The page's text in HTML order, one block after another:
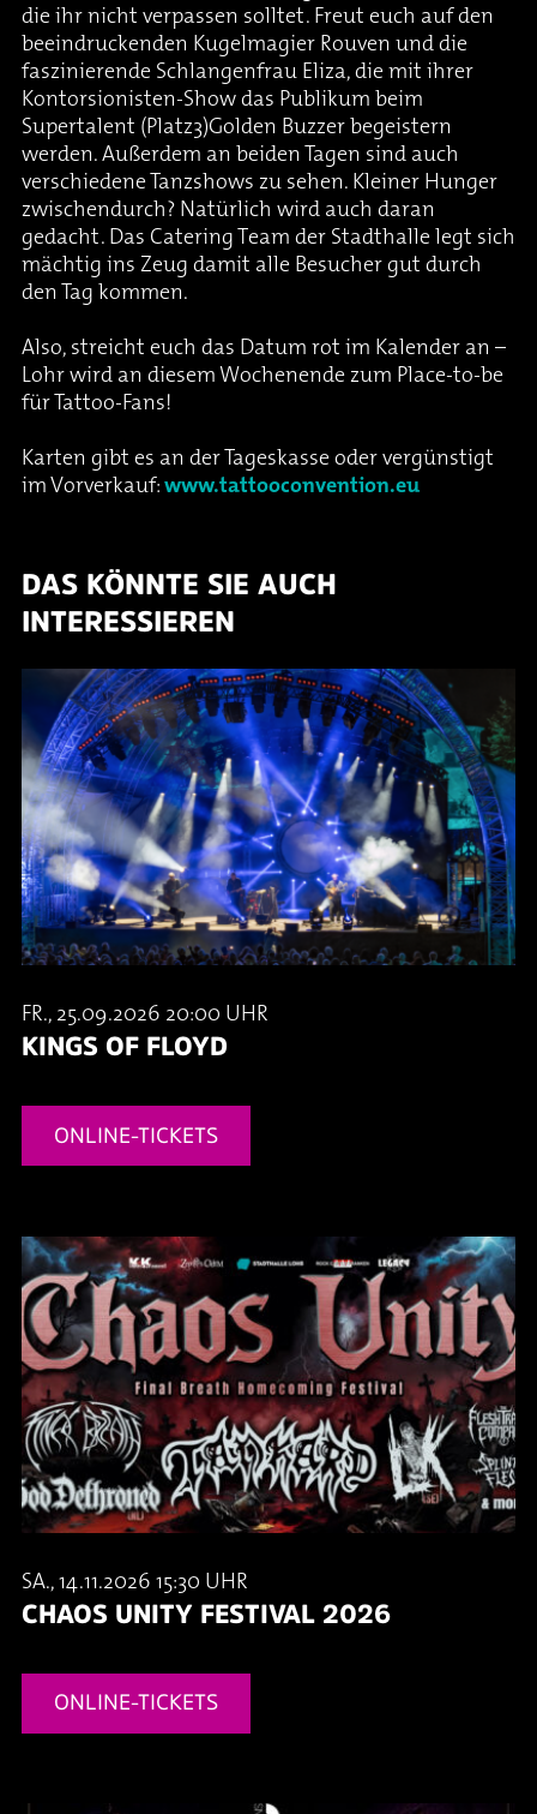
die ihr nicht verpassen solltet. Freut euch auf den
beeindruckenden Kugelmagier Rouven und die
faszinierende Schlangenfrau Eliza, die mit ihrer
Kontorsionisten-Show das Publikum beim
Supertalent (Platz3)Golden Buzzer begeistern
werden. Außerdem an beiden Tagen sind auch
verschiedene Tanzshows zu sehen. Kleiner Hunger
zwischendurch? Natürlich wird auch daran
gedacht. Das Catering Team der Stadthalle legt sich
mächtig ins Zeug damit alle Besucher gut durch
den Tag kommen.
Also, streicht euch das Datum rot im Kalender an –
Lohr wird an diesem Wochenende zum Place-to-be
für Tattoo-Fans!
Karten gibt es an der Tageskasse oder vergünstigt
im Vorverkauf: www.tattooconvention.eu
DAS KÖNNTE SIE AUCH
INTERESSIEREN
FR., 25.09.2026 20:00 UHR
KINGS OF FLOYD
ONLINE-TICKETS
SA., 14.11.2026 15:30 UHR
CHAOS UNITY FESTIVAL 2026
ONLINE-TICKETS